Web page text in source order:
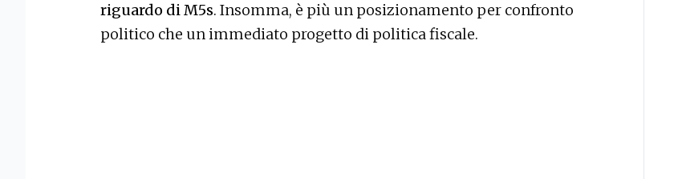
riguardo di M5s. Insomma, è più un posizionamento per confronto
politico che un immediato progetto di politica fiscale.